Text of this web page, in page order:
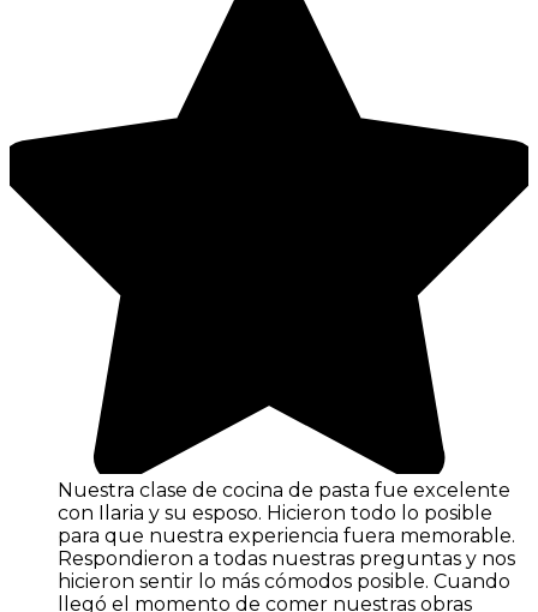
Nuestra clase de cocina de pasta fue excelente
con Ilaria y su esposo. Hicieron todo lo posible
para que nuestra experiencia fuera memorable.
Respondieron a todas nuestras preguntas y nos
hicieron sentir lo más cómodos posible. Cuando
llegó el momento de comer nuestras obras